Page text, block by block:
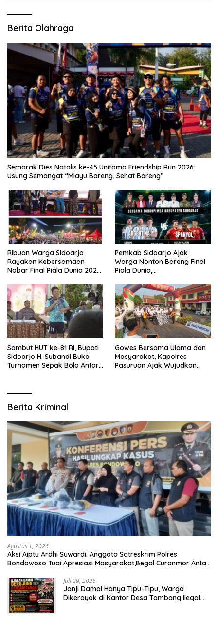
Berita Olahraga
Semarak Dies Natalis ke-45 Unitomo Friendship Run 2026:
Usung Semangat “Mlayu Bareng, Sehat Bareng”
Ribuan Warga Sidoarjo
Rayakan Kebersamaan
Nobar Final Piala Dunia 2026
Forkopimda
Pemkab Sidoarjo Ajak
Warga Nonton Bareng Final
Piala Dunia,
Sambut HUT ke-81 RI, Bupati
Sidoarjo H. Subandi Buka
Turnamen Sepak Bola Antar
Gowes Bersama Ulama dan
Masyarakat, Kapolres
Pasuruan Ajak Wujudkan
Berita Kriminal
Agustus 1, 2026
Aksi Aiptu Ardhi Suwardi: Anggota Satreskrim Polres
Bondowoso Tuai Apresiasi Masyarakat,Begal Curanmor Antar
Juli 29, 2026
Janji Damai Hanya Tipu-Tipu, Warga
Dikeroyok di Kantor Desa Tambang Ilegal